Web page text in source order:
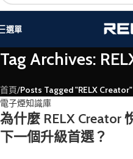
選單
Tag Archives:
首頁/Posts Tagged "RELX Creator"
電子煙知識庫
為什麼 RELX Creator
下一個升級首選？